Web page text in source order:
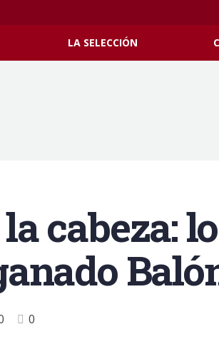
LA SELECCIÓN
cabeza:
0